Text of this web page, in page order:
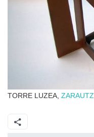
TORRE LUZEA, ZARAUTZ